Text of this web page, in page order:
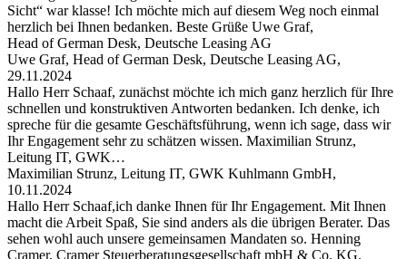
Sicht“ war klasse! Ich möchte mich auf diesem Weg noch einmal
herzlich bei Ihnen bedanken. Beste Grüße Uwe Graf,
Head of German Desk, Deutsche Leasing AG
Uwe Graf, Head of German Desk, Deutsche Leasing AG,
29.11.2024
Hallo Herr Schaaf, zunächst möchte ich mich ganz herzlich für Ihre
schnellen und konstruktiven Antworten bedanken. Ich denke, ich
spreche für die gesamte Geschäftsführung, wenn ich sage, dass wir
Ihr Engagement sehr zu schätzen wissen. Maximilian Strunz,
Leitung IT, GWK…
Maximilian Strunz, Leitung IT, GWK Kuhlmann GmbH,
10.11.2024
Hallo Herr Schaaf,ich danke Ihnen für Ihr Engagement. Mit Ihnen
macht die Arbeit Spaß, Sie sind anders als die übrigen Berater. Das
sehen wohl auch unsere gemeinsamen Mandaten so. Henning
Cramer, Cramer Steuerberatungsgesellschaft mbH & Co. KG.